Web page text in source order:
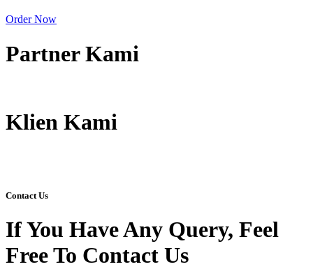
Order Now
Partner Kami
Klien Kami
Contact Us
If You Have Any Query, Feel
Free To Contact Us